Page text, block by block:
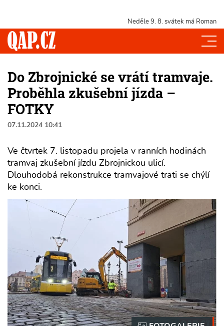
Neděle 9. 8. svátek má Roman
Do Zbrojnické se vrátí tramvaje.
Proběhla zkušební jízda –
FOTKY
07.11.2024 10:41
Ve čtvrtek 7. listopadu projela v ranních hodinách
tramvaj zkušební jízdu Zbrojnickou ulicí.
Dlouhodobá rekonstrukce tramvajové trati se chýlí
ke konci.